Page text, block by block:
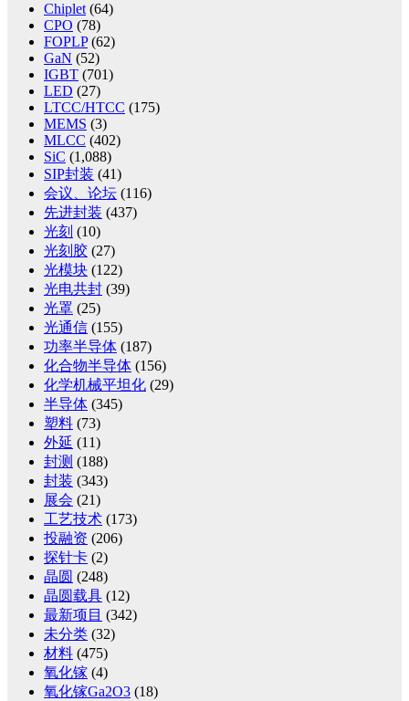
Chiplet (64)
CPO (78)
FOPLP(62)
GaN (52)
IGBT (701)
LED (27)
LTCC/HTCC (175)
MEMS (3)
MLCC (402)
SiC (1,088)
SIP封装 (41)
会议、论坛 (116)
先进封装 (437)
光刻 (10)
光刻胶 (27)
光模块 (122)
光电共封 (39)
光罩 (25)
光通信 (155)
功率半导体 (187)
化合物半导体 (156)
化学机械平坦化 (29)
半导体 (345)
塑料 (73)
外延 (11)
封测 (188)
封装 (343)
展会 (21)
工艺技术 (173)
投融资 (206)
探针卡 (2)
晶圆 (248)
晶圆载具 (12)
最新项目 (342)
未分类 (32)
材料 (475)
氧化镓 (4)
氧化镓Ga2O3 (18)